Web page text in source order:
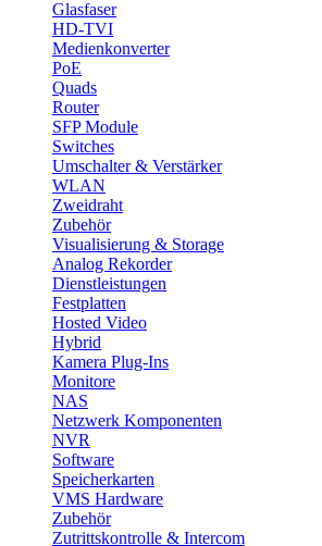
Glasfaser
HD-TVI
Medienkonverter
PoE
Quads
Router
SFP Module
Switches
Umschalter & Verstärker
WLAN
Zweidraht
Zubehör
Visualisierung & Storage
Analog Rekorder
Dienstleistungen
Festplatten
Hosted Video
Hybrid
Kamera Plug-Ins
Monitore
NAS
Netzwerk Komponenten
NVR
Software
Speicherkarten
VMS Hardware
Zubehör
Zutrittskontrolle & Intercom